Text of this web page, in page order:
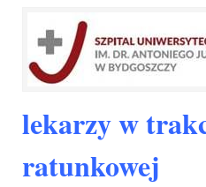
lekarzy w
ratunkowej